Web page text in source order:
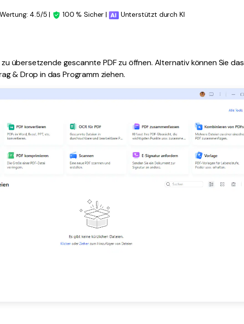
4.5/5 | 100 % Sicher | Unterstützt durch KI
zu übersetzende gescannte PDF zu öffnen. Alternativ können Sie das
& Drop in das Programm ziehen.